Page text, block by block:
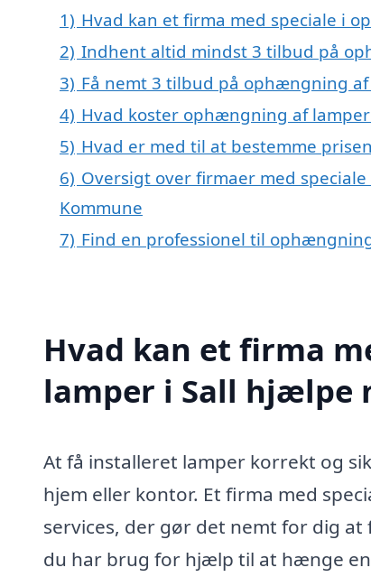
1) Hvad kan et firma med speciale i
2) Indhent altid mindst 3 tilbud på
3) Få nemt 3 tilbud på ophængning
4) Hvad koster ophængning af lamper
5) Hvad er med til at bestemme
6) Oversigt over firmaer med
Kommune
7) Find en professionel til
Hvad kan et firma
lamper i Sall hjælpe
At få installeret lamper korrekt og
hjem eller kontor. Et firma med
services, der gør det nemt for dig
du har brug for hjælp til at hænge